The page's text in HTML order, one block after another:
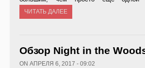
ЧИТАТЬ ДАЛЕЕ
Обзор Night in the
ON АПРЕЛЯ 6, 2017 - 09:02